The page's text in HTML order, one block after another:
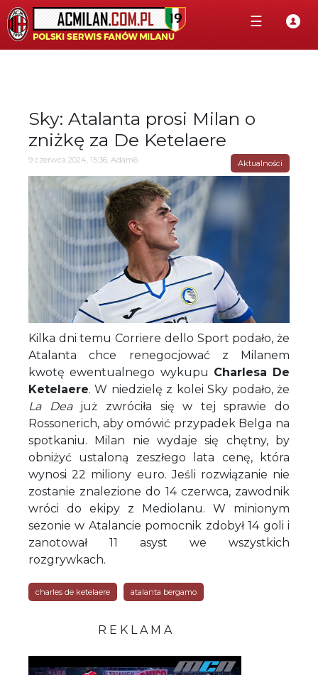
☰
Sky: Atalanta prosi Milan o
zniżkę za De Ketelaere
9 czerwca 2024, 15:36, Adam6 Aktualności
Kilka dni temu Corriere dello Sport podało, że
Atalanta chce renegocjować z Milanem
kwotę ewentualnego wykupu Charlesa De
Ketelaere. W niedzielę z kolei Sky podało, że
La Deajuż zwróciła się w tej sprawie do
Rossonerich, aby omówić przypadek Belga na
spotkaniu. Milan nie wydaje się chętny, by
obniżyć ustaloną zeszłego lata cenę, która
wynosi 22 miliony euro. Jeśli rozwiązanie nie
zostanie znalezione do 14 czerwca, zawodnik
wróci do ekipy z Mediolanu. W minionym
sezonie w Atalancie pomocnik zdobył 14 goli i
zanotował 11 asyst we wszystkich
rozgrywkach.
charles de ketelaere atalanta bergamo
R E K L A M A